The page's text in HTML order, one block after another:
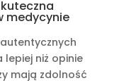
medycynie
lepiej niż opinie
mają zdolność